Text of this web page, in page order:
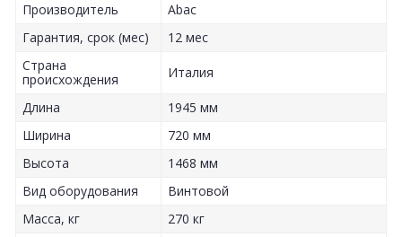
Производитель
Abac
Гарантия, срок (мес)
12 мес
Страна
происхождения
Италия
Длина
1945 мм
Ширина
720 мм
Высота
1468 мм
Вид оборудования
Винтовой
Масса, кг
270 кг